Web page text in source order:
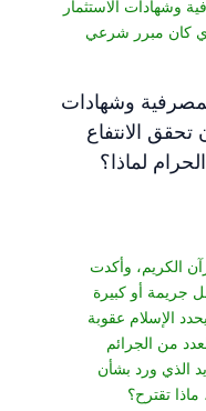
وشهادات
تحقق الانتفاع
لماذا؟